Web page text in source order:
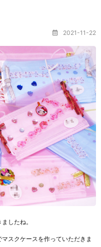
2021-11-22
したね。
スクケースを作っていただきま